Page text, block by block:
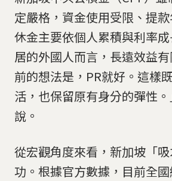
定嚴格，資金使用受限、提
休金主要依個人累積與利率
居的外國人而言，長遠效益
前的想法是，PR就好。這樣
活，也保留原有身分的彈性
說。
從宏觀角度來看，新加坡「
功。根據官方數據，目前全